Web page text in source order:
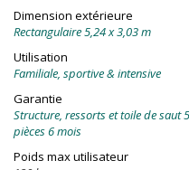
Dimension extérieure
Rectangulaire 5,24 x 3,03 m
Utilisation
Familiale, sportive & intensive
Garantie
Structure, ressorts et toile de saut
pièces 6 mois
Poids max utilisateur